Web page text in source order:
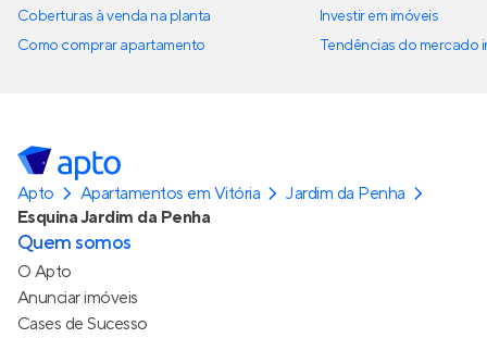
Coberturas à venda na planta
Como comprar apartamento
Investir em imóveis
Tendências do mercado
Apto Apartamentos em Vitória
Jardim da Penha
Esquina Jardim da Penha
Quem somos
O Apto
Anunciar imóveis
Cases de Sucesso